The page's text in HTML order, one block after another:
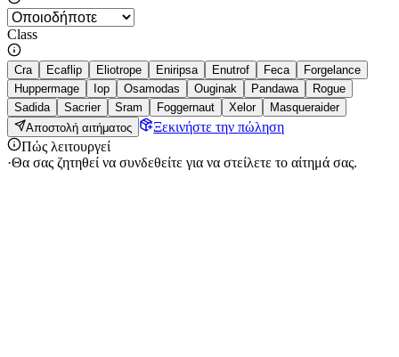
Class
Cra Ecaflip Eliotrope Eniripsa Enutrof Feca
Forgelance
Huppermage
Iop Osamodas Ouginak Pandawa
Rogue
Sadida
Sacrier Sram Foggernaut Xelor
Masqueraider
Αποστολή αιτήματος
Ξεκινήστε την πώληση
Πώς λειτουργεί
·Θα σας ζητηθεί να συνδεθείτε για να στείλετε το αίτημά σας.